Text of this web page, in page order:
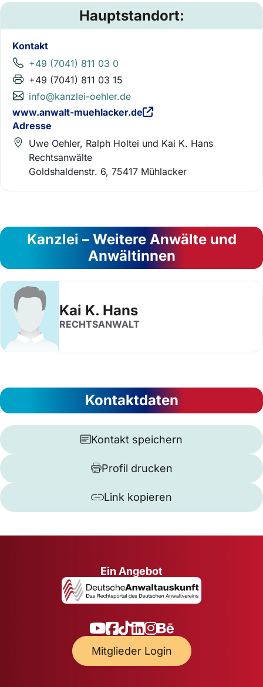
Hauptstandort:
Kontakt
+49 (7041) 811 03 0
+49 (7041) 811 03 15
info@kanzlei-oehler.de
www.anwalt-muehlacker.de
Adresse
Uwe Oehler, Ralph Holtei und Kai K. Hans
Rechtsanwälte
Goldshaldenstr. 6, 75417 Mühlacker
Kanzlei – Weitere Anwälte und
Anwältinnen
Kai K. Hans
RECHTSANWALT
Kontaktdaten
Kontakt speichern
Profil drucken
Link kopieren
Ein Angebot
Mitglieder Login